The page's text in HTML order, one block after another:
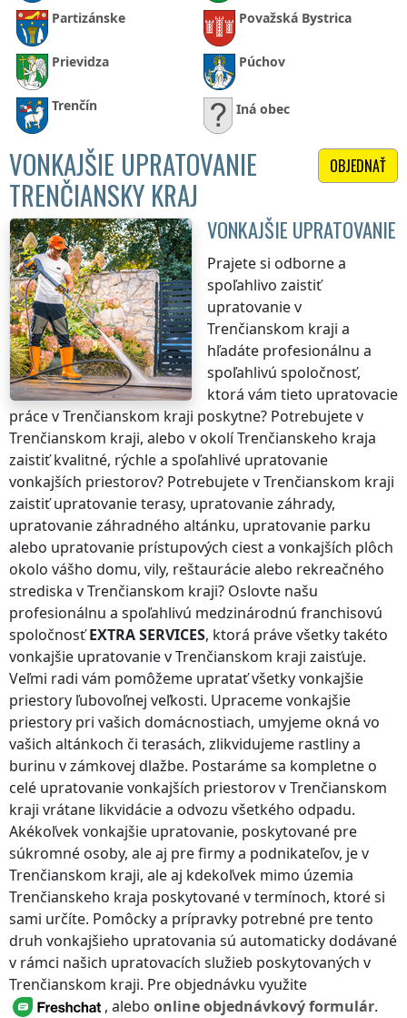
Partizánske
Považská Bystrica
Prievidza Púchov
Trenčín Iná obec
OBJEDNAŤ
VONKAJŠIE UPRATOVANIE
TRENČIANSKY KRAJ
VONKAJŠIE UPRATOVANIE
Prajete si odborne a
spoľahlivo zaistiť
upratovaniev
Trenčianskom kraji a
hľadáte profesionálnu a
spoľahlivú spoločnosť,
ktorá vám tieto upratovacie
prácev Trenčianskom kraji poskytne? Potrebujetev
Trenčianskom kraji, alebo v okolíTrenčianskeho kraja
zaistiť kvalitné, rýchle a spoľahlivé upratovanie
vonkajších priestorov? Potrebujetev Trenčianskom kraji
zaistiť upratovanie terasy, upratovanie záhrady,
upratovanie záhradného altánku, upratovanie parku
alebo upratovanie prístupových ciest a vonkajších plôch
okolo vášho domu, vily, reštaurácie alebo rekreačného
strediska v Trenčianskom kraji? Oslovte našu
profesionálnu a spoľahlivú medzinárodnú franchisovú
spoločnosťEXTRA SERVICES, ktorá práve všetky takéto
vonkajšie upratovaniev Trenčianskom kraji zaisťuje.
Veľmi radi vám pomôžeme upratať všetky vonkajšie
priestory ľubovoľnej veľkosti. Upraceme vonkajšie
priestory pri vašich domácnostiach, umyjeme okná vo
vašich altánkoch či terasách, zlikvidujeme rastliny a
burinu v zámkovej dlažbe. Postaráme sa kompletne o
celé upratovanie vonkajších priestorovv Trenčianskom
kraji vrátane likvidácie a odvozu všetkého odpadu.
Akékoľvek vonkajšie upratovanie, poskytované pre
súkromné osoby, ale aj pre firmy a podnikateľov, jev
Trenčianskom kraji, ale aj kdekoľvek mimo územia
Trenčianskeho kraja poskytované v termínoch, ktoré si
sami určíte. Pomôcky a prípravky potrebné pre tento
druh vonkajšieho upratovania sú automaticky dodávané
v rámci našich upratovacích služieb poskytovaných v
Trenčianskom kraji. Pre objednávku využite
, alebo online objednávkový formulár.